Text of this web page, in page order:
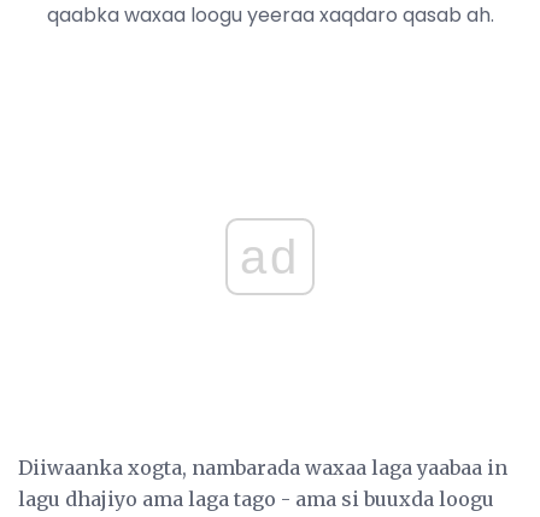
qaabka waxaa loogu yeeraa xaqdaro qasab ah.
ad
Diiwaanka xogta, nambarada waxaa laga yaabaa in
lagu dhajiyo ama laga tago - ama si buuxda loogu